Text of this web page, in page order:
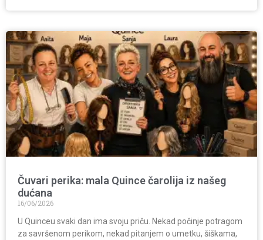
Čuvari perika: mala Quince čarolija iz našeg
dućana
16/06/2026
U Quinceu svaki dan ima svoju priču. Nekad počinje potragom
za savršenom perikom, nekad pitanjem o umetku, šiškama,